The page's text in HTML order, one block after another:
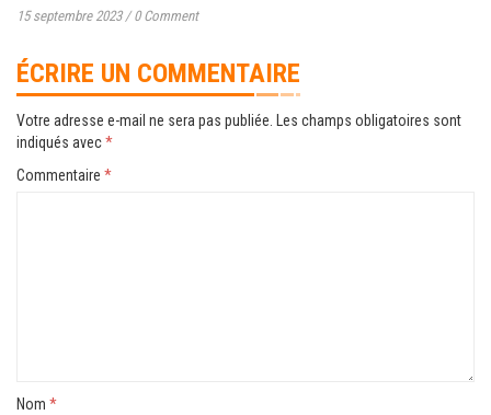
15 septembre 2023 / 0 Comment
ÉCRIRE UN COMMENTAIRE
Votre adresse e-mail ne sera pas publiée.
Les champs obligatoires sont
indiqués avec*
Commentaire *
Nom *